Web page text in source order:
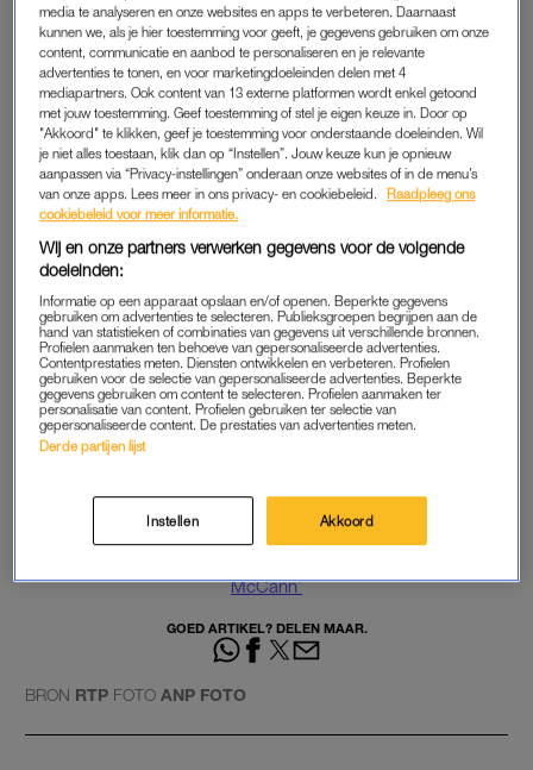
MADDIE MCCANN
Hoofdverdachte in de zaak, Christian B., is volgens hem de
dader. “Veel puzzelstukjes wijzen naar hem. We onderzoeken
alleen hem en niemand anders. In dit stadium denken we dat
hij alleen heeft gehandeld”, aldus de aanklager tegen de
Portugese tv-zenderRTP.
De ouders van Maddie McCann werden eerder in september
aangewezen als verdachten in de zaak. Volgens de aanklager
staan zij los van de verdwijning van hun dochter.
Tóch spreekt de advocaat van Brückner van essentieel bewijs
tegen de ouders. Hoewel hij over de stukken zelf niets loslaat,
verkreeg hij ze naar eigen zeggen van een betrokken partij.
“Als ik het onthul, zul je van verbazing achteroverslaan”, zei hij
McCann’
GOED ARTIKEL? DELEN MAAR.
BRON RTP FOTO ANP FOTO
media te analyseren en onze websites en apps te verbeteren. Daarnaast
kunnen we, als je hier toestemming voor geeft, je gegevens gebruiken om onze
content, communicatie en aanbod te personaliseren en je relevante
advertenties te tonen, en voor marketingdoeleinden delen met 4
mediapartners. Ook content van 13 externe platformen wordt enkel getoond
met jouw toestemming. Geef toestemming of stel je eigen keuze in. Door op
"Akkoord" te klikken, geef je toestemming voor onderstaande doeleinden. Wil
je niet alles toestaan, klik dan op “Instellen”. Jouw keuze kun je opnieuw
aanpassen via “Privacy-instellingen” onderaan onze websites of in de menu’s
van onze apps. Lees meer in ons privacy- en cookiebeleid.
Raadpleeg ons
cookiebeleid voor meer informatie.
Wij en onze partners verwerken gegevens voor de volgende
doeleinden:
Informatie op een apparaat opslaan en/of openen. Beperkte gegevens
gebruiken om advertenties te selecteren. Publieksgroepen begrijpen aan de
hand van statistieken of combinaties van gegevens uit verschillende bronnen.
Profielen aanmaken ten behoeve van gepersonaliseerde advertenties.
Contentprestaties meten. Diensten ontwikkelen en verbeteren. Profielen
gebruiken voor de selectie van gepersonaliseerde advertenties. Beperkte
gegevens gebruiken om content te selecteren. Profielen aanmaken ter
personalisatie van content. Profielen gebruiken ter selectie van
gepersonaliseerde content. De prestaties van advertenties meten.
Derde partijen lijst
Instellen Akkoord